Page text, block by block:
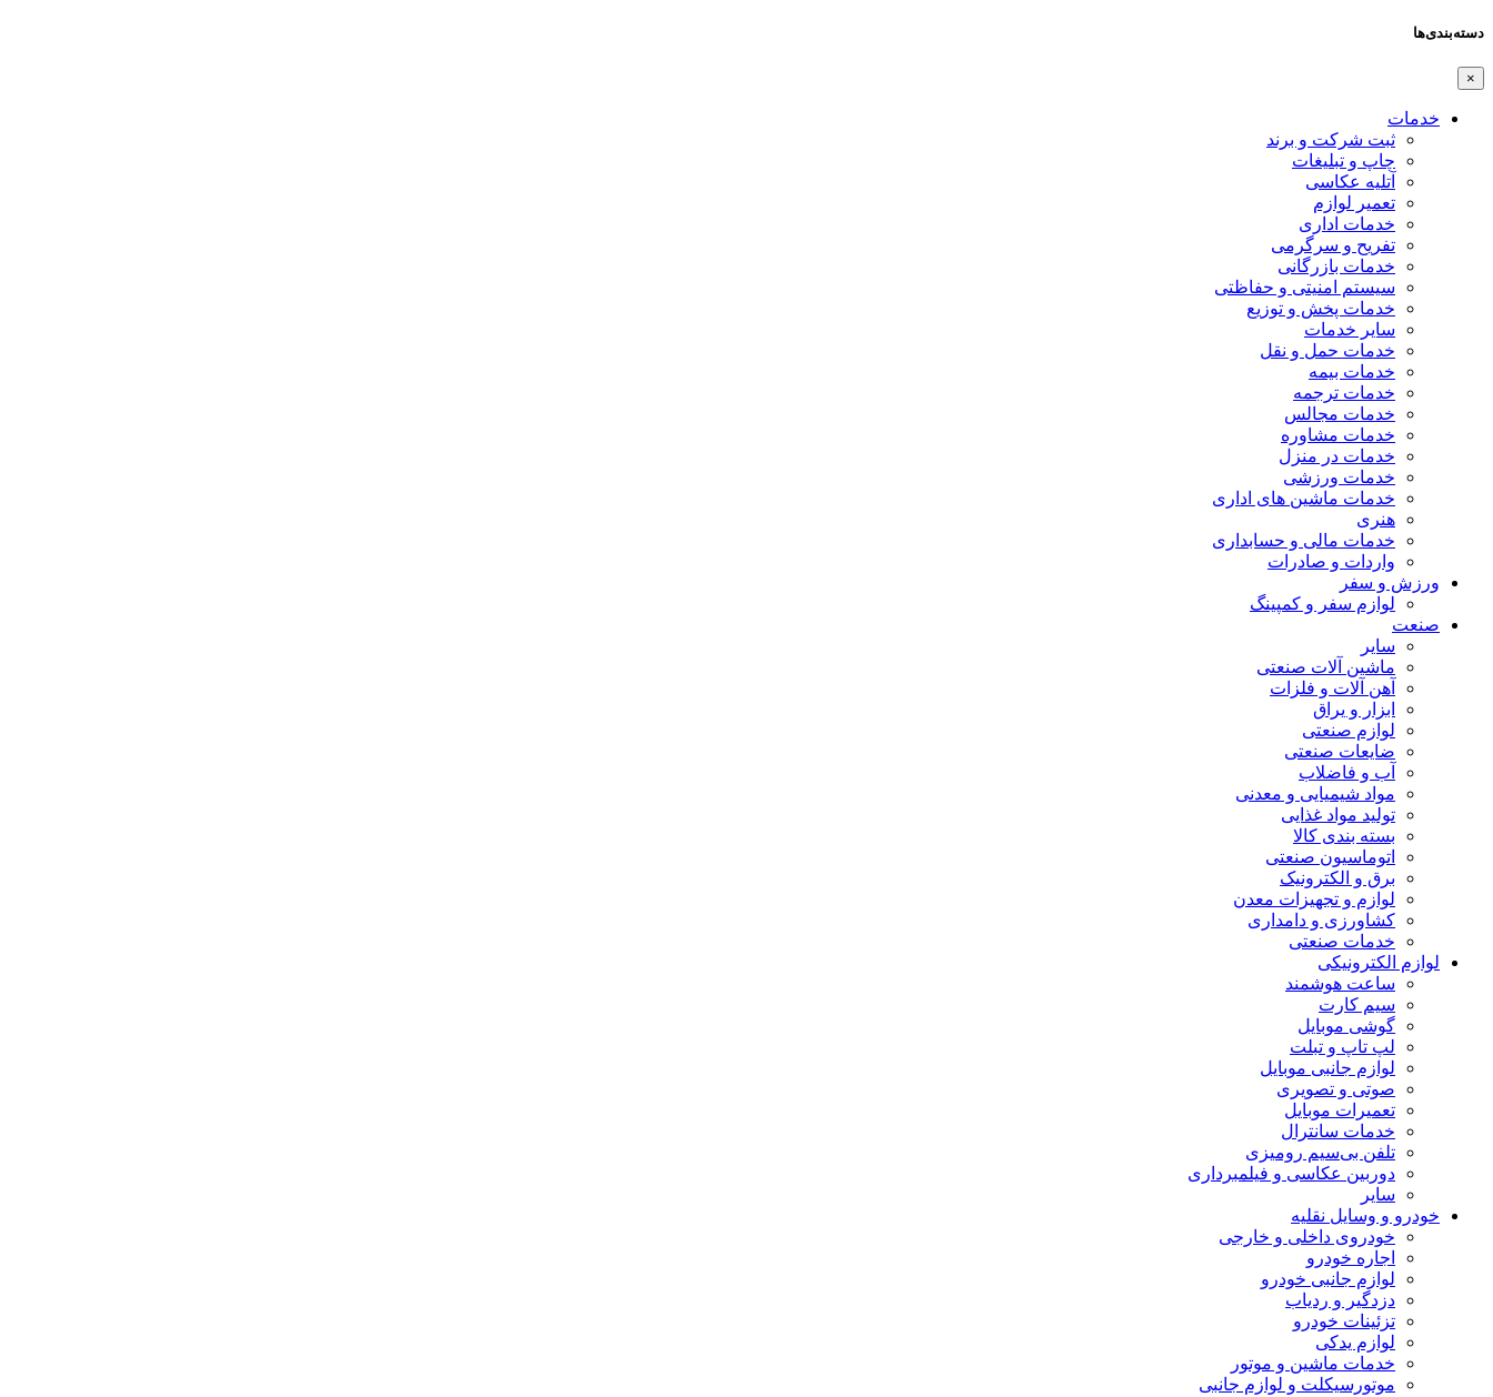
دسته‌بندی‌ها
×
خدمات
ثبت شرکت و برند
چاپ و تبلیغات
آتلیه عکاسی
تعمیر لوازم
خدمات اداری
تفریح و سرگرمی
خدمات بازرگانی
سیستم امنیتی و حفاظتی
خدمات پخش و توزیع
سایر خدمات
خدمات حمل و نقل
خدمات بیمه
خدمات ترجمه
خدمات مجالس
خدمات مشاوره
خدمات در منزل
خدمات ورزشی
خدمات ماشین های اداری
هنری
خدمات مالی و حسابداری
واردات و صادرات
ورزش و سفر
لوازم سفر و کمپینگ
صنعت
سایر
ماشین آلات صنعتی
آهن آلات و فلزات
ابزار و یراق
لوازم صنعتی
ضایعات صنعتی
آب و فاضلاب
مواد شیمیایی و معدنی
تولید مواد غذایی
بسته بندی کالا
اتوماسیون صنعتی
برق و الکترونیک
لوازم و تجهیزات معدن
کشاورزی و دامداری
خدمات صنعتی
لوازم الکترونیکی
ساعت هوشمند
سیم کارت
گوشی موبایل
لپ تاپ و تبلت
لوازم جانبی موبایل
صوتی و تصویری
تعمیرات موبایل
خدمات سانترال
تلفن بی‌سیم رومیزی
دوربین عکاسی و فیلمبرداری
سایر
خودرو و وسایل نقلیه
خودروی داخلی و خارجی
اجاره خودرو
لوازم جانبی خودرو
دزدگیر و ردیاب
تزئینات خودرو
لوازم یدکی
خدمات ماشین و موتور
موتورسیکلت و لوازم جانبی